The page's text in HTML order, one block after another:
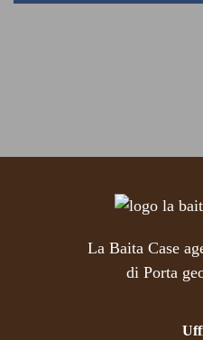
La Baita Case
di Porta